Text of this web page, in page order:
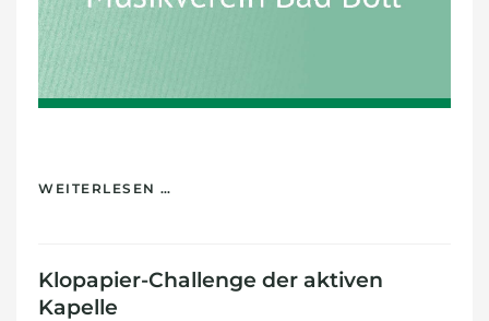
WEITERLESEN …
Klopapier-Challenge der aktiven
Kapelle